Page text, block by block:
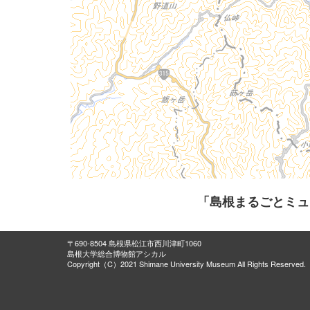
「島根まるごとミ
〒690-8504 島根県松江市西川津町1060
島根大学総合博物館アシカル
Copyright（C）2021 Shimane University Museum All Rights Reserved.